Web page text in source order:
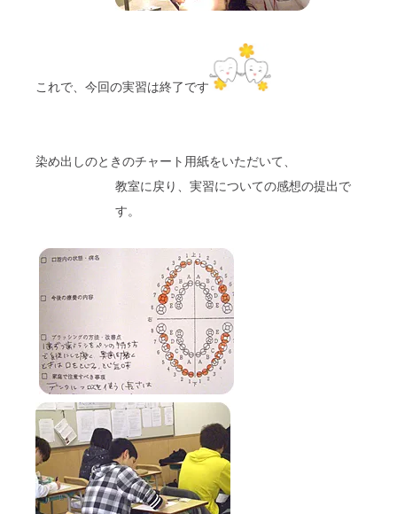
これで、今回の実習は終了です
染め出しのときのチャート用紙をいただいて、
教室に戻り、実習についての感想の提出で
す。